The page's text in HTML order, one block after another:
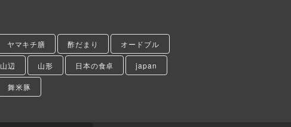
ヤマキチ膳 酢だまり オードブル
山辺 山形 日本の食卓 japan
舞米豚